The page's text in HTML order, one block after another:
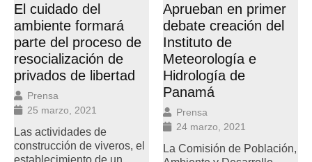
El cuidado del
ambiente formará
parte del proceso de
resocialización de
privados de libertad
Prensa
25 marzo, 2021
Las actividades de
construcción de viveros, el
establecimiento de un
Aprueban en primer
debate creación del
Instituto de
Meteorología e
Hidrología de
Panamá
Prensa
24 marzo, 2021
La Comisión de Población,